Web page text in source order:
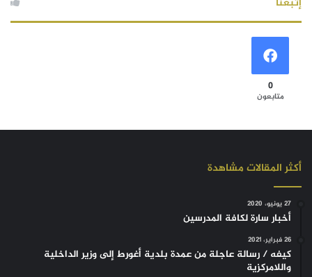
0
متابعون
أكثر المقالات مشاهدة
27 يونيو، 2020
أخبار سارة لكافة المدرسين
26 فبراير، 2021
كيفه / رسالة عاجلة من عمدة بلدية أغورط إلى وزير الداخلية
واللامركزية